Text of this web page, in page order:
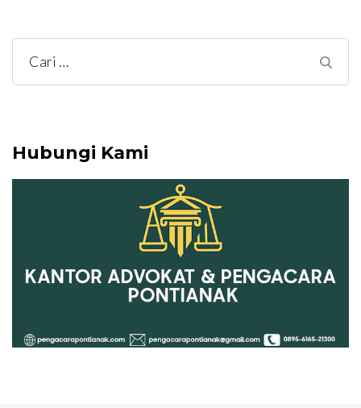
Cari
untuk:
Hubungi Kami